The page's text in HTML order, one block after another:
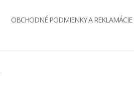
OBCHODNÉ PODMIENKY A REKLAMÁCIE